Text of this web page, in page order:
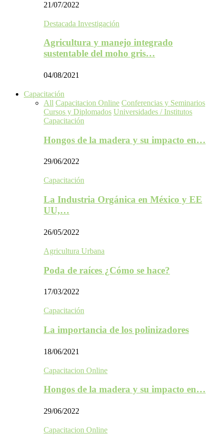
21/07/2022
Destacada Investigación
Agricultura y manejo integrado
sustentable del moho gris…
04/08/2021
Capacitación
All Capacitacion Online Conferencias y Seminarios
Cursos y Diplomados Universidades / Institutos
Capacitación
Hongos de la madera y su impacto en…
29/06/2022
Capacitación
La Industria Orgánica en México y EE
UU,…
26/05/2022
Agricultura Urbana
Poda de raíces ¿Cómo se hace?
17/03/2022
Capacitación
La importancia de los polinizadores
18/06/2021
Capacitacion Online
Hongos de la madera y su impacto en…
29/06/2022
Capacitacion Online